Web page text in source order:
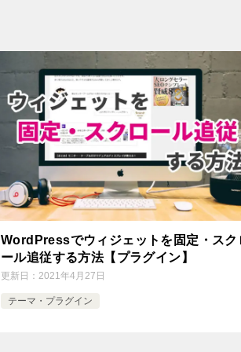
WordPressでウィジェットを固定・スク
ール追従する方法【プラグイン】
更新日： 2021年4月27日
テーマ・プラグイン